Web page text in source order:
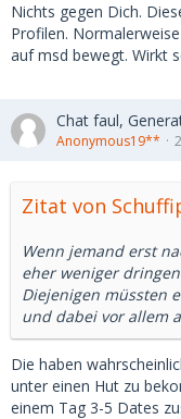
Nichts gegen Dich.
Profilen.
auf msd bewegt. Wirkt
Chat faul,
Anonymous19**
Zitat von
Wenn jemand erst
eher weniger
Diejenigen müssten
und dabei vor allem
Die haben
unter einen Hut zu
einem Tag 3-5 Dates